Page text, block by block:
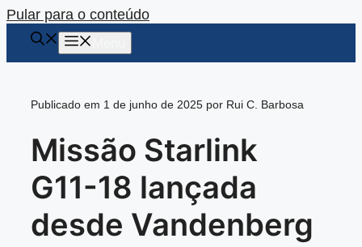
Pular para o conteúdo
Publicado em 1 de junho de 2025 por Rui C. Barbosa
Missão Starlink
G11-18 lançada
desde Vandenberg